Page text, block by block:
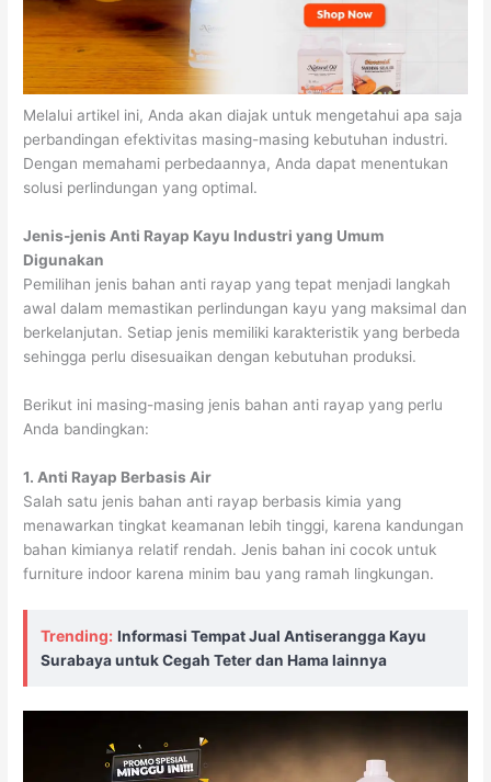
Melalui artikel ini, Anda akan diajak untuk mengetahui apa saja
perbandingan efektivitas masing-masing kebutuhan industri.
Dengan memahami perbedaannya, Anda dapat menentukan
solusi perlindungan yang optimal.
Jenis-jenis Anti Rayap Kayu Industri yang Umum
Digunakan
Pemilihan jenis bahan anti rayap yang tepat menjadi langkah
awal dalam memastikan perlindungan kayu yang maksimal dan
berkelanjutan. Setiap jenis memiliki karakteristik yang berbeda
sehingga perlu disesuaikan dengan kebutuhan produksi.
Berikut ini masing-masing jenis bahan anti rayap yang perlu
Anda bandingkan:
1. Anti Rayap Berbasis Air
Salah satu jenis bahan anti rayap berbasis kimia yang
menawarkan tingkat keamanan lebih tinggi, karena kandungan
bahan kimianya relatif rendah. Jenis bahan ini cocok untuk
furniture indoor karena minim bau yang ramah lingkungan.
Trending: Informasi Tempat Jual Antiserangga Kayu
Surabaya untuk Cegah Teter dan Hama lainnya